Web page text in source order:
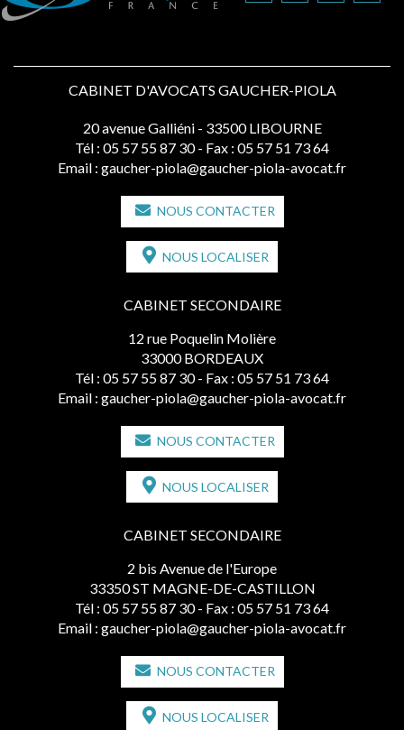
CABINET D'AVOCATS GAUCHER-PIOLA
20 avenue Galliéni - 33500 LIBOURNE
Tél : 05 57 55 87 30 - Fax : 05 57 51 73 64
Email : gaucher-piola@gaucher-piola-avocat.fr
NOUS CONTACTER
NOUS LOCALISER
CABINET SECONDAIRE
12 rue Poquelin Molière
33000 BORDEAUX
Tél : 05 57 55 87 30 - Fax : 05 57 51 73 64
Email : gaucher-piola@gaucher-piola-avocat.fr
NOUS CONTACTER
NOUS LOCALISER
CABINET SECONDAIRE
2 bis Avenue de l'Europe
33350 ST MAGNE-DE-CASTILLON
Tél : 05 57 55 87 30 - Fax : 05 57 51 73 64
Email : gaucher-piola@gaucher-piola-avocat.fr
NOUS CONTACTER
NOUS LOCALISER